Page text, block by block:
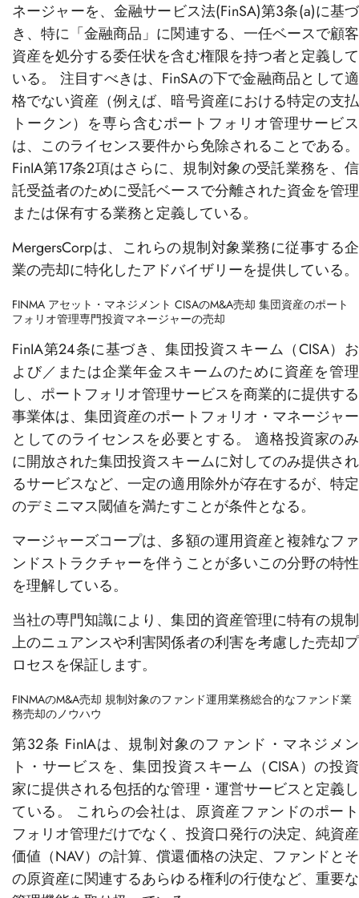
ネージャーを、金融サービス法(FinSA)第3条(a)に基づ
き、特に「金融商品」に関連する、一任ベースで顧客
資産を処分する委任状を含む権限を持つ者と定義して
いる。 注目すべきは、FinSAの下で金融商品として適
格でない資産（例えば、暗号資産における特定の支払
トークン）を専ら含むポートフォリオ管理サービス
は、このライセンス要件から免除されることである。
FinIA第17条2項はさらに、規制対象の受託業務を、信
託受益者のために受託ベースで分離された資金を管理
または保有する業務と定義している。
MergersCorpは、これらの規制対象業務に従事する企
業の売却に特化したアドバイザリーを提供している。
FINMA アセット・マネジメント CISAのM&A売却 集団資産のポート
フォリオ管理専門投資マネージャーの売却
FinIA第24条に基づき、集団投資スキーム（CISA）お
よび／または企業年金スキームのために資産を管理
し、ポートフォリオ管理サービスを商業的に提供する
事業体は、集団資産のポートフォリオ・マネージャー
としてのライセンスを必要とする。 適格投資家のみ
に開放された集団投資スキームに対してのみ提供され
るサービスなど、一定の適用除外が存在するが、特定
のデミニマス閾値を満たすことが条件となる。
マージャーズコープは、多額の運用資産と複雑なファ
ンドストラクチャーを伴うことが多いこの分野の特性
を理解している。
当社の専門知識により、集団的資産管理に特有の規制
上のニュアンスや利害関係者の利害を考慮した売却プ
ロセスを保証します。
FINMAのM&A売却 規制対象のファンド運用業務総合的なファンド業
務売却のノウハウ
第32条 FinIAは、規制対象のファンド・マネジメン
ト・サービスを、集団投資スキーム（CISA）の投資
家に提供される包括的な管理・運営サービスと定義し
ている。 これらの会社は、原資産ファンドのポート
フォリオ管理だけでなく、投資口発行の決定、純資産
価値（NAV）の計算、償還価格の決定、ファンドとそ
の原資産に関連するあらゆる権利の行使など、重要な